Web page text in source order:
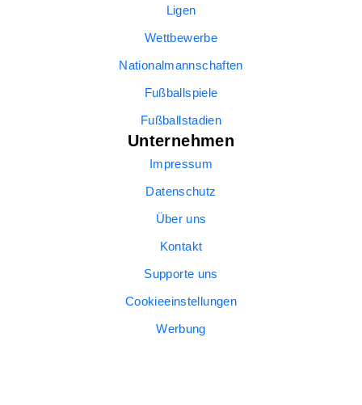
Ligen
Wettbewerbe
Nationalmannschaften
Fußballspiele
Fußballstadien
Unternehmen
Impressum
Datenschutz
Über uns
Kontakt
Supporte uns
Cookieeinstellungen
Werbung